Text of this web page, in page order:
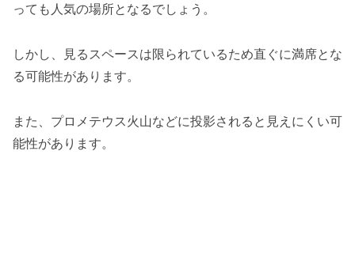
っても人気の場所となるでしょう。
しかし、見るスペースは限られているため直ぐに満席とな
る可能性があります。
また、プロメテウス火山などに投影されると見えにくい可
能性があります。